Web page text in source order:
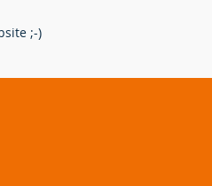
;-)